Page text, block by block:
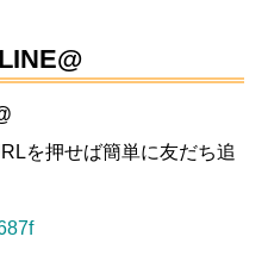
を押せば簡単に友だち追